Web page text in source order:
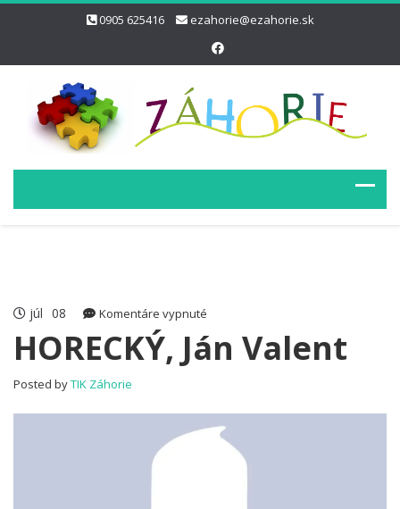
0905 625416 ezahorie@ezahorie.sk
júl 08 Komentáre vypnuté
Ján
HORECKÝ, Ján Valent
Posted byTIK Záhorie